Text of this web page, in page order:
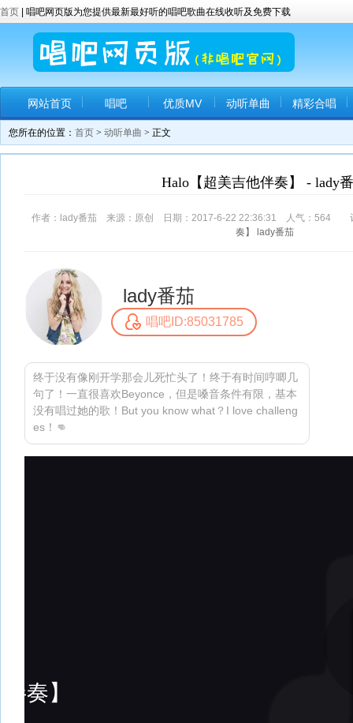
首页 | 唱吧网页版为您提供最新最好听的唱吧歌曲在线收听及免费下载
网站首页 唱吧 优质MV 动听单曲 精彩合唱
您所在的位置： 首页 > 动听单曲 > 正文
Halo【超美吉他伴奏】 - lady
作者：lady番茄 来源：原创 日期：2017-6-22 22:36:31 人气： 564评
奏】
lady番茄
lady番茄
唱吧ID:85031785
终于没有像刚开学那会儿死忙头了！终于有时间哼唧几
句了！一直很喜欢Beyonce，但是嗓音条件有限，基本
没有唱过她的歌！But you know what？I love challeng
es！👊